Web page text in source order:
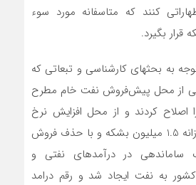
کنند که متاسفانه مورد سوء
قرار بگیرد.
به بحثهای کارشناسی و تبعاتی که
از محل پیش‌فروش نفت خام مطرح
اصلاح کردند و از محل افزایش نرخ
تسعیر ارز با فروش روزانه 1.5 میلیون بشکه و با حذف فروش
ساماندهی در درآمدهای نفتی و
به نفت ایجاد شد و رقم درامد